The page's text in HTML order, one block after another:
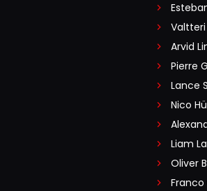
Arvid
Pierre
Lance
Nico
Liam
Oliver